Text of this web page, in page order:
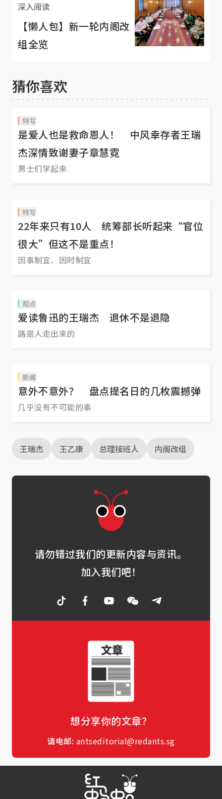
深入阅读
【懒人包】新一轮内阁改
组全览
猜你喜欢
特写
是爱人也是救命恩人！ 中风幸存者王瑞
杰深情致谢妻子章慧霓
男士们学起来
特写
22年来只有10人 统筹部长听起来“官位
很大”但这不是重点！
因事制宜、因时制宜
观点
爱读鲁迅的王瑞杰 退休不是退隐
路是人走出来的
新闻
意外不意外？ 盘点提名日的几枚震撼弹
几乎没有不可能的事
王瑞杰 王乙康 总理接班人 内阁改组
请勿错过我们的更新内容与资讯。
加入我们吧！
想分享你的文章？
请电邮: antseditorial@redants.sg